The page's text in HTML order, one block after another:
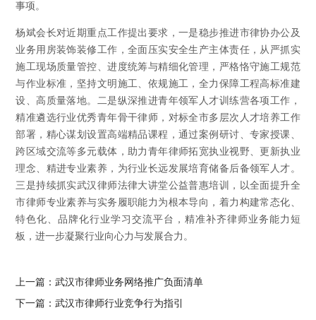
事项。
杨斌会长对近期重点工作提出要求，一是稳步推进市律协办公及
业务用房装饰装修工作，全面压实安全生产主体责任，从严抓实
施工现场质量管控、进度统筹与精细化管理，严格恪守施工规范
与作业标准，坚持文明施工、依规施工，全力保障工程高标准建
设、高质量落地。二是纵深推进青年领军人才训练营各项工作，
精准遴选行业优秀青年骨干律师，对标全市多层次人才培养工作
部署，精心谋划设置高端精品课程，通过案例研讨、专家授课、
跨区域交流等多元载体，助力青年律师拓宽执业视野、更新执业
理念、精进专业素养，为行业长远发展培育储备后备领军人才。
三是持续抓实武汉律师法律大讲堂公益普惠培训，以全面提升全
市律师专业素养与实务履职能力为根本导向，着力构建常态化、
特色化、品牌化行业学习交流平台，精准补齐律师业务能力短
板，进一步凝聚行业向心力与发展合力。
上一篇：武汉市律师业务网络推广负面清单
下一篇：武汉市律师行业竞争行为指引